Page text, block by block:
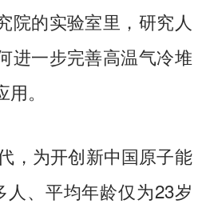
院的实验室里，研究人
进一步完善高温气冷堆
。
为开创新中国原子能
人、平均年龄仅为23岁